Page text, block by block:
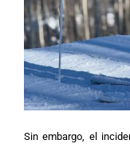
Sin embargo, el